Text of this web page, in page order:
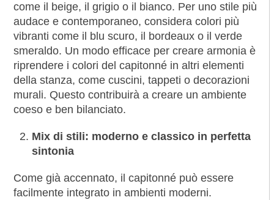
come il beige, il grigio o il bianco. Per uno stile più
audace e contemporaneo, considera colori più
vibranti come il blu scuro, il bordeaux o il verde
smeraldo. Un modo efficace per creare armonia è
riprendere i colori del capitonné in altri elementi
della stanza, come cuscini, tappeti o decorazioni
murali. Questo contribuirà a creare un ambiente
coeso e ben bilanciato.
Mix di stili: moderno e classico in perfetta
sintonia
Come già accennato, il capitonné può essere
facilmente integrato in ambienti moderni.